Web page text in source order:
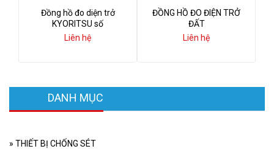
Đồng hồ đo diện trở
KYORITSU số
Liên hệ
ĐỒNG HỒ ĐO ĐIỆN TRỞ
ĐẤT
Liên hệ
DANH MỤC
» THIẾT BỊ CHỐNG SÉT